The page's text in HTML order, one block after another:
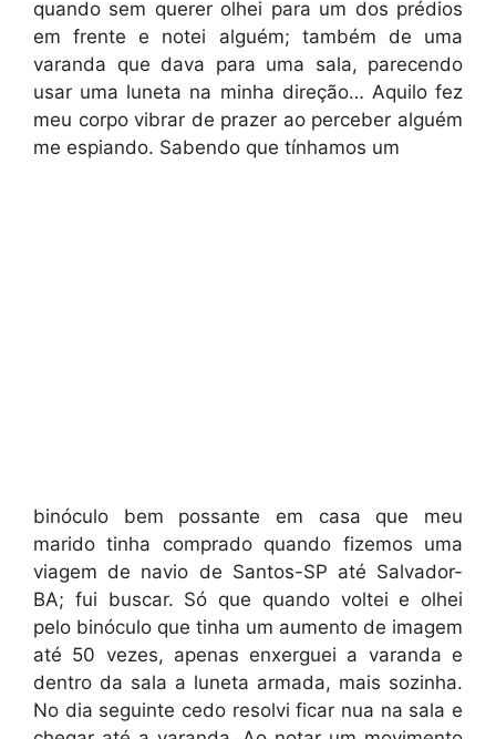
quando sem querer olhei para um dos prédios
em frente e notei alguém; também de uma
varanda que dava para uma sala, parecendo
usar uma luneta na minha direção… Aquilo fez
meu corpo vibrar de prazer ao perceber alguém
me espiando. Sabendo que tínhamos um
binóculo bem possante em casa que meu
marido tinha comprado quando fizemos uma
viagem de navio de Santos-SP até Salvador-
BA; fui buscar. Só que quando voltei e olhei
pelo binóculo que tinha um aumento de imagem
até 50 vezes, apenas enxerguei a varanda e
dentro da sala a luneta armada, mais sozinha.
No dia seguinte cedo resolvi ficar nua na sala e